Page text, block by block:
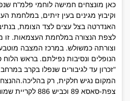
וקיבוץ מגינים בעין זיתים, במלחמת
האנדרטה בצל עצים לצד הצומת,
לצפת הנצורה במלחמת העצמאות. זו
וצורתה כמשולש. במרכז המצבה
הנופלים ונסיבות נפילתם. בראש
"זכרון עד לגיבורים שנפלו בקרב
המקום נגיש חלקית, רק
צפת-סאסא 89 וכביש 886 לקריית שמונה), כ-3 ק"מ מצפון לצפת.